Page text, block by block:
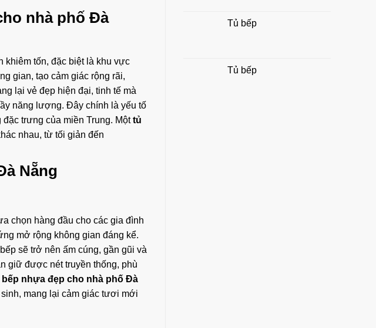
nhà phố Đà
khiêm tốn, đặc biệt là khu vực
gian, tạo cảm giác rộng rãi,
lại vẻ đẹp hiện đại, tinh tế mà
năng lượng. Đây chính là yếu tố
trưng của miền Trung. Mộttủ
nhau, từ tối giản đến
Nẵng
chọn hàng đầu cho các gia đình
mở rộng không gian đáng kể.
sẽ trở nên ấm cúng, gần gũi và
giữ được nét truyền thống, phù
nhựa đẹp cho nhà phố Đà
mang lại cảm giác tươi mới
Tủ bếp
Tủ bếp